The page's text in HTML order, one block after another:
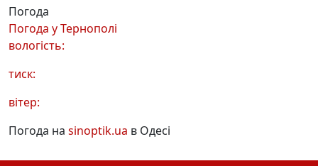
Погода
Погода уТернополі
вологість:
тиск:
вітер:
Погода на sinoptik.ua в Одесі